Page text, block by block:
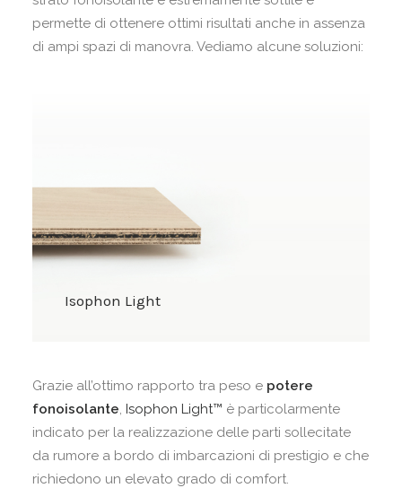
permette di ottenere ottimi risultati anche in assenza
di ampi spazi di manovra. Vediamo alcune soluzioni:
Isophon Light
Grazie all’ottimo rapporto tra peso e potere
fonoisolante, Isophon Light™ è particolarmente
indicato per la realizzazione delle parti sollecitate
da rumore a bordo di imbarcazioni di prestigio e che
richiedono un elevato grado di comfort.